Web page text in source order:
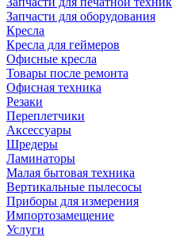
Запчасти для оборудования
Кресла
Кресла для геймеров
Офисные кресла
Товары после ремонта
Офисная техника
Резаки
Переплетчики
Аксессуары
Шредеры
Ламинаторы
Малая бытовая техника
Вертикальные пылесосы
Приборы для измерения
Импортозамещение
Услуги